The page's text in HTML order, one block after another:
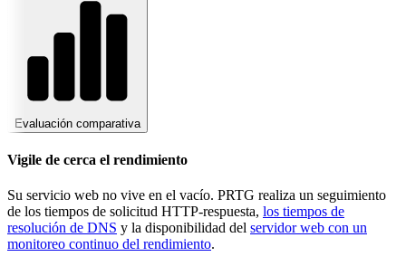
Evaluación comparativa
Vigile de cerca el rendimiento
Su servicio web no vive en el vacío. PRTG realiza un seguimiento
de los tiempos de solicitud HTTP-respuesta, los tiempos de
resolución de DNS y la disponibilidad del servidor web con un
monitoreo continuo del rendimiento.